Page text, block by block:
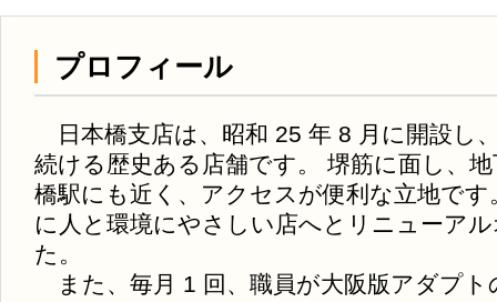
プロフィール
日本橋支店は、昭和 25 年 8 月に開設し
続ける歴史ある店舗です。 堺筋に面し、
橋駅にも近く、アクセスが便利な立地です
に人と環境にやさしい店へとリニューア
た。
また、毎月 1 回、職員が大阪版アダプト